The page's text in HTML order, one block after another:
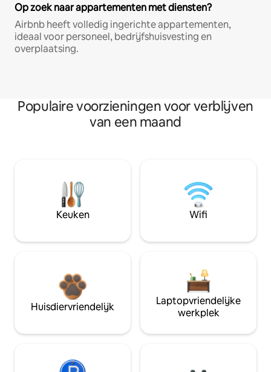
Op zoek naar appartementen met diensten?
Airbnb heeft volledig ingerichte appartementen,
ideaal voor personeel, bedrijfshuisvesting en
overplaatsing.
Populaire voorzieningen voor verblijven
van een maand
Keuken Wifi
Huisdiervriendelijk
Laptopvriendelijke
werkplek